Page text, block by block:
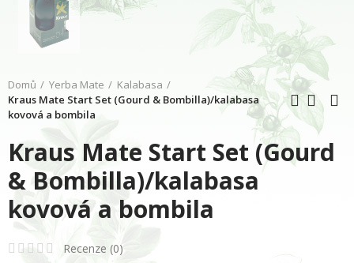
Domů Yerba Mate
Kalabasa
Kraus Mate Start Set (Gourd & Bombilla)/kalabasa
kovová a bombila
Kraus Mate Start Set (Gourd
& Bombilla)/kalabasa
kovová a bombila
Recenze (0)